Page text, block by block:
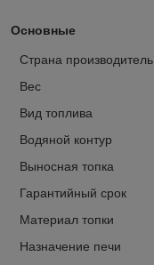
Основные
Страна производитель
Вес
Вид топлива
Водяной контур
Выносная топка
Гарантийный срок
Материал топки
Назначение печи